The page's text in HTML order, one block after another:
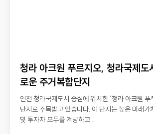
청라 아크원 푸르지오, 청라국제도
로운 주거복합단지
인천 청라국제도시 중심에 위치한 ‘청라 아크원 푸
단지로 주목받고 있습니다. 이 단지는 높은 미래가
및 투자자 모두를 겨냥하고...